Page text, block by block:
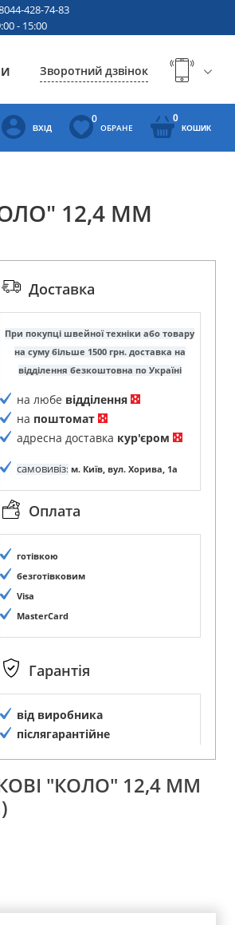
428-74-83
- 15:00
Зворотний дзвінок
ВХІД
0
ОБРАНЕ
0
КОШИК
12,4 ММ
Доставка
При покупці швейної техніки або товару
на суму більше 1500 грн. доставка на
відділення безкоштовна по Україні
на любе відділення
на поштомат
адресна доставка кур'єром
самовивіз: м. Київ, вул. Хорива, 1а
Оплата
готівкою
безготівковим
Visa
MasterCard
Гарантія
від виробника
післягарантійне
"КОЛО" 12,4 ММ